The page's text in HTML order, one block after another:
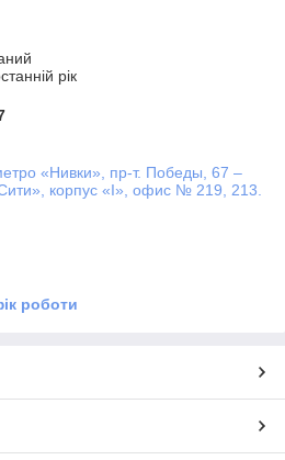
рік
«Нивки», пр-т. Победы, 67 –
корпус «I», офис № 219, 213.
роботи